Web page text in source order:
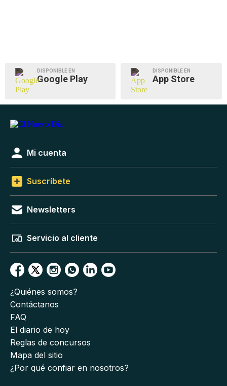
DISPONIBLE EN
Google Play
DISPONIBLE EN
App Store
Mi cuenta
Suscríbete
Newsletters
Servicio al cliente
¿Quiénes somos?
Contáctanos
FAQ
El diario de hoy
Reglas de concursos
Mapa del sitio
¿Por qué confiar en nosotros?